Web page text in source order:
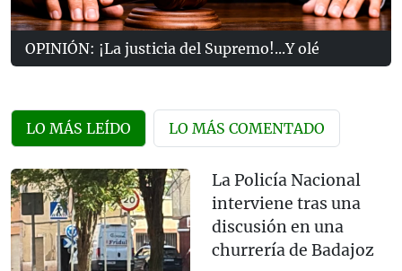
OPINIÓN: ¡La justicia del Supremo!...Y olé
LO MÁS LEÍDO LO MÁS COMENTADO
La Policía Nacional
interviene tras una
discusión en una
churrería de Badajoz